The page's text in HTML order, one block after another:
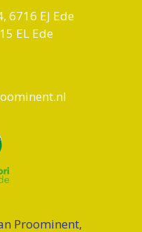
6716 EJ Ede
EL Ede
Proominent,